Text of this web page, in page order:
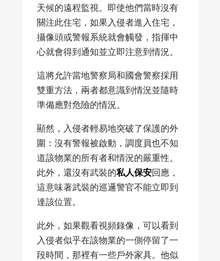
天候的遠程監視。即使他們當時沒有
關注此住宅，如果入侵者進入住宅，
攝像頭或警報系統就會觸發，指揮中
心就會得到通知並立即注意到情況。
這將允許當地警察局和國會警察採用
雙重方法，兩者都意識到情況並隨時
準備應對危險的情況。
顯然，入侵者輕易地突破了保護的外
圍：沒有警報被啟動，調度員也不知
道該物業的所有者和情況的嚴重性。
此外，還沒有武裝的私人保安回應，
這意味著武裝的巡邏警官不能立即到
達該位置。
此外，如果觀看視頻錄像，可以看到
入侵者似乎在該物業的一側停留了一
段時間，那裡有一些戶外家具。他似